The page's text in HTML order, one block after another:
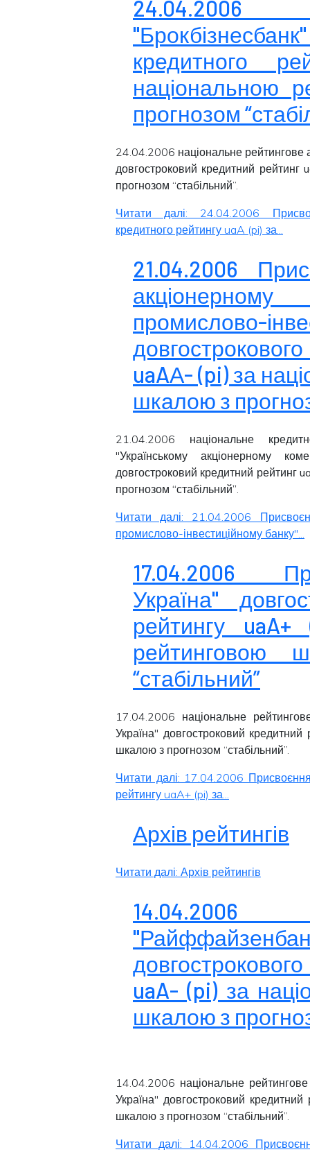
кредитного
національною
прогнозом
24.04.2006 національне рейтингове
довгостроковий кредитний рейтинг
прогнозом “стабільний”.
Читати далі: 24.04.2006
кредитного рейтингу uaA (pi) за...
21.04.2006
промислово-
uaAА- (pi) за
шкалою з
21.04.2006 національне
"Українському акціонерному
довгостроковий кредитний рейтинг
прогнозом “стабільний”
Читати далі: 21.04.2006
промислово-інвестиційному банку"...
17.04.2006
Україна"
рейтингу
рейтинговою
“стабільний”
17.04.2006 національне
Україна" довгостроковий кредитний
шкалою з прогнозом “стабільний”.
Читати далі: 17.04.2006 Присвоєння
рейтингу uaA+ (pi) за...
Архів рейтингів
Читати далі: Архів рейтингів
uaA- (pi) за
шкалою з
14.04.2006 національне
Україна" довгостроковий кредитний
шкалою з прогнозом “стабільний”.
Читати далі: 14.04.2006